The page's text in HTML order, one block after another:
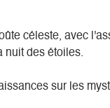
céleste, avec
nuit des étoiles.
sur les